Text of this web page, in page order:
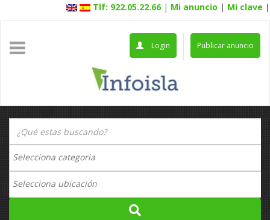
Tlf: 922.05.22.66 | Mi anuncio | Mi clave |
Publicar anuncio
Login